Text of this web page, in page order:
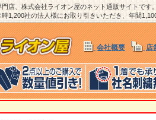
門店、株式会社ライオン屋のネット通販サイトです。
1,200社の法人様にお取り引きいただき、年間
会社概要 店